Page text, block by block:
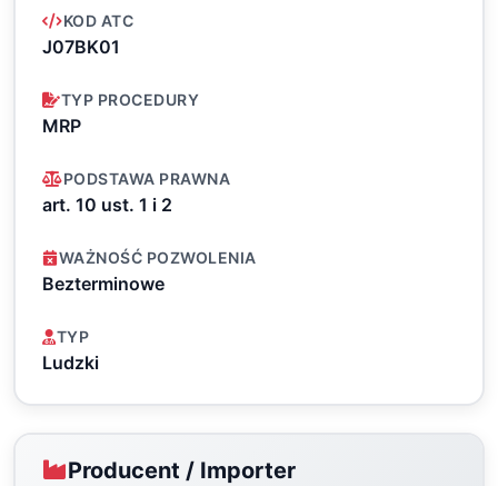
KOD ATC
J07BK01
TYP PROCEDURY
MRP
PODSTAWA PRAWNA
art. 10 ust. 1 i 2
WAŻNOŚĆ POZWOLENIA
Bezterminowe
TYP
Ludzki
Producent / Importer